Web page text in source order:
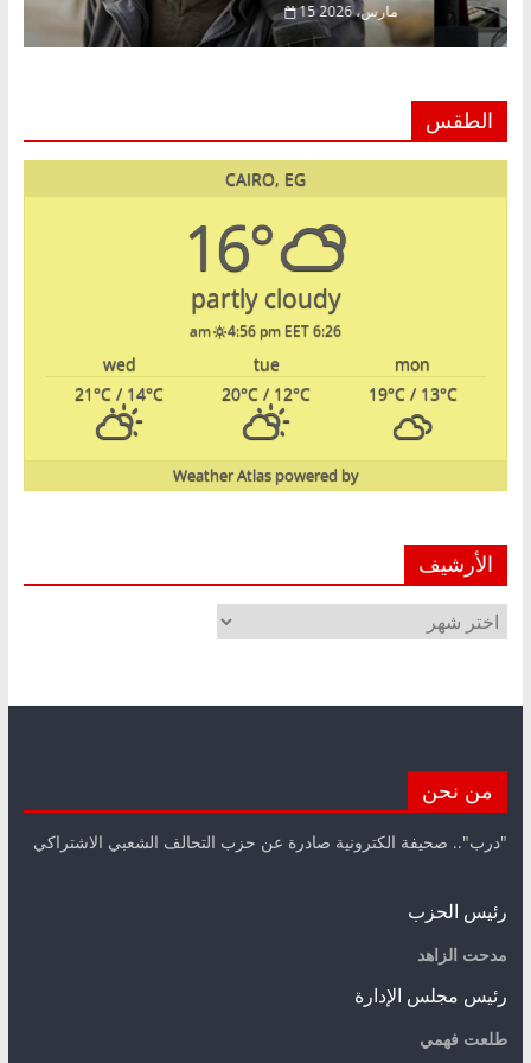
15 مارس، 2026
الطقس
CAIRO, EG
16°
partly cloudy
6:26 am
4:56 pm EET
mon
tue
wed
19°C/ 13°C
20°C / 12°C
21°C / 14°C
powered by
Weather Atlas
الأرشيف
الأرشيف
من نحن
"درب".. صحيفة الكترونية صادرة عن حزب التحالف الشعبي الاشتراكي
رئيس الحزب
مدحت الزاهد
رئيس مجلس الإدارة
طلعت فهمي